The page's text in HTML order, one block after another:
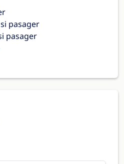
pasager
pasager